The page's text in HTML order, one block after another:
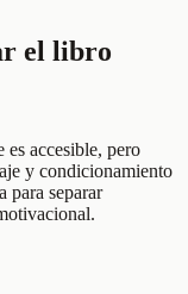
el libro
accesible, pero
y condicionamiento
para separar